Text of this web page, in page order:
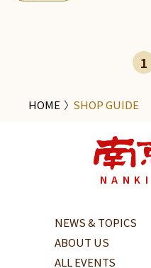
1
HOME SHOP GUIDE
NEWS & TOPICS
ABOUT US
ALL EVENTS